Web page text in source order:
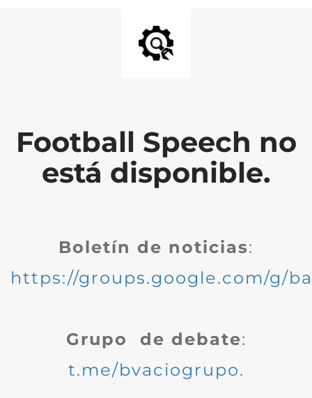
Football Speech no
está disponible.
Boletín de noticias:
https://groups.google.com/g/
Grupo de debate:
t.me/bvaciogrupo.